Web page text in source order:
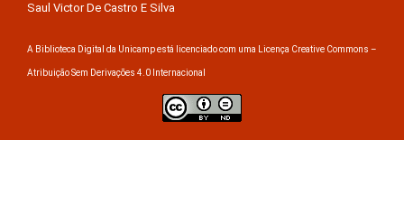
Saul Victor De Castro E Silva
A Biblioteca Digital da Unicamp está licenciado com uma Licença Creative Commons –
Atribuição Sem Derivações 4.0 Internacional